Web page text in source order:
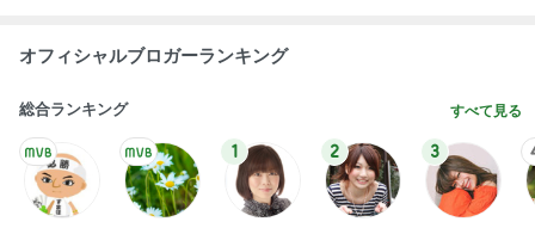
オフィシャルブロガーランキング
総合ランキング すべて見る
1 2 3